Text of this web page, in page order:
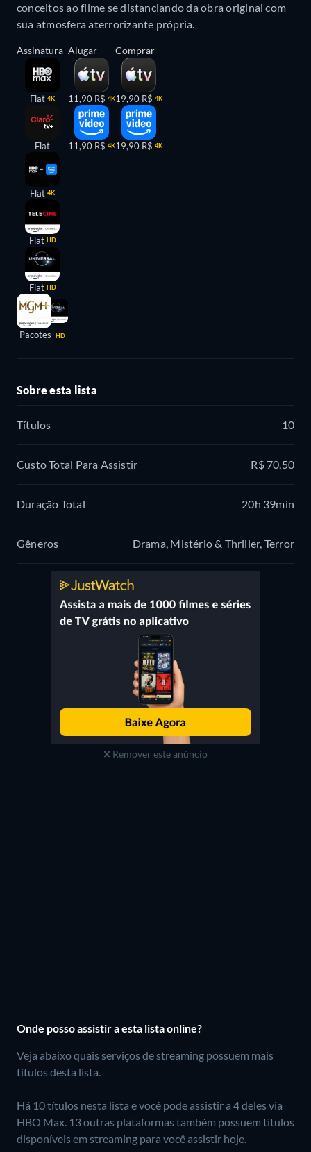
conceitos ao filme se distanciando da obra original com
sua atmosfera aterrorizante própria.
Assinatura
Flat 4K
Flat
Flat 4K
Flat HD
Flat HD
Pacotes HD
Alugar
11,90 R$ 4K
11,90 R$ 4K
Comprar
19,90 R$ 4K
19,90 R$ 4K
Sobre esta lista
Títulos 10
Custo Total Para Assistir R$ 70,50
Duração Total 20h 39min
Gêneros Drama, Mistério & Thriller, Terror
Remover este anúncio
Onde posso assistir a esta lista online?
Veja abaixo quais serviços de streaming possuem mais
títulos desta lista.
Há 10 títulos nesta lista e você pode assistir a 4 deles via
HBO Max. 13 outras plataformas também possuem títulos
disponíveis em streaming para você assistir hoje.